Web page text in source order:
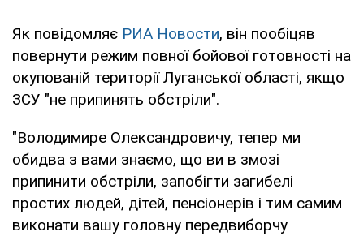
Як повідомляє РИА Новости, він пообіцяв
повернути режим повної бойової готовності на
окупованій території Луганської області, якщо
ЗСУ "не припинять обстріли".
"Володимире Олександровичу, тепер ми
обидва з вами знаємо, що ви в змозі
припинити обстріли, запобігти загибелі
простих людей, дітей, пенсіонерів і тим самим
виконати вашу головну передвиборчу